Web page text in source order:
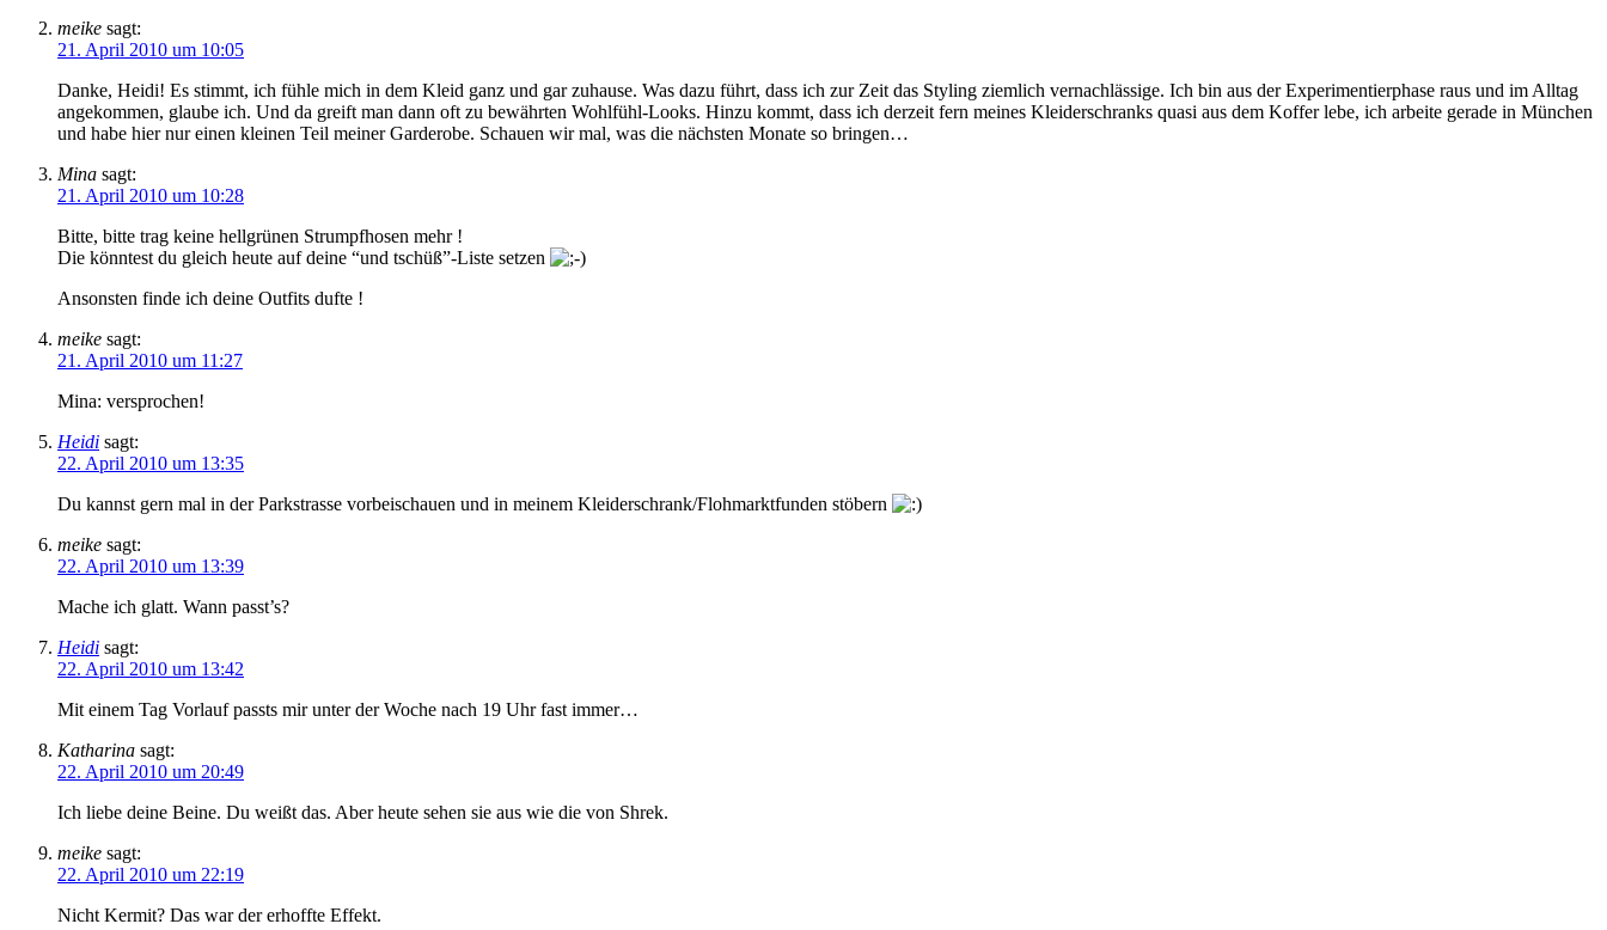
meike sagt:
21. April 2010 um 10:05
Danke, Heidi! Es stimmt, ich fühle mich in dem Kleid ganz und gar zuhause. Was dazu führt, dass ich zur Zeit das Styling ziemlich vernachlässige. Ich bin aus der Experimentierphase raus und im Alltag
angekommen, glaube ich. Und da greift man dann oft zu bewährten Wohlfühl-Looks. Hinzu kommt, dass ich derzeit fern meines Kleiderschranks quasi aus dem Koffer lebe, ich arbeite gerade in München
und habe hier nur einen kleinen Teil meiner Garderobe. Schauen wir mal, was die nächsten Monate so bringen…
Mina sagt:
21. April 2010 um 10:28
Bitte, bitte trag keine hellgrünen Strumpfhosen mehr !
Die könntest du gleich heute auf deine “und tschüß”-Liste setzen
Ansonsten finde ich deine Outfits dufte !
meike sagt:
21. April 2010 um 11:27
Mina: versprochen!
Heidi sagt:
22. April 2010 um 13:35
Du kannst gern mal in der Parkstrasse vorbeischauen und in meinem Kleiderschrank/Flohmarktfunden stöbern
meike sagt:
22. April 2010 um 13:39
Mache ich glatt. Wann passt’s?
Heidi sagt:
22. April 2010 um 13:42
Mit einem Tag Vorlauf passts mir unter der Woche nach 19 Uhr fast immer…
Katharina sagt:
22. April 2010 um 20:49
Ich liebe deine Beine. Du weißt das. Aber heute sehen sie aus wie die von Shrek.
meike sagt:
22. April 2010 um 22:19
Nicht Kermit? Das war der erhoffte Effekt.